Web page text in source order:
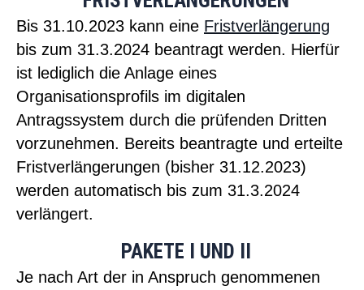
Bis 31.10.2023 kann eine Fristverlängerung
bis zum 31.3.2024 beantragt werden. Hierfür
ist lediglich die Anlage eines
Organisationsprofils im digitalen
Antragssystem durch die prüfenden Dritten
vorzunehmen. Bereits beantragte und erteilte
Fristverlängerungen (bisher 31.12.2023)
werden automatisch bis zum 31.3.2024
verlängert.
PAKETE I UND II
Je nach Art der in Anspruch genommenen